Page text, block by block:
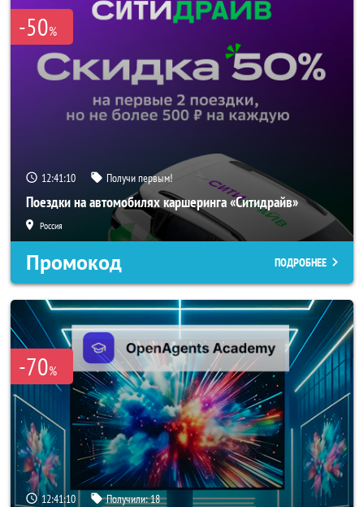
-50%
12:41:08 Получи первым!
Поездки на автомобилях каршеринга «Ситидрайв»
Россия
Промокод ПОДРОБНЕЕ
-70%
12:41:08 Получили:18